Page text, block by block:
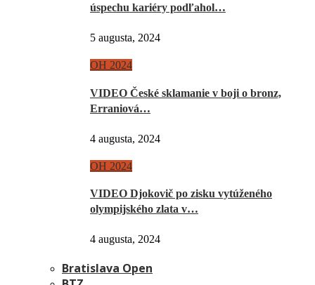
úspechu kariéry podľahol…
5 augusta, 2024
OH 2024
VIDEO České sklamanie v boji o bronz,
Erraniová…
4 augusta, 2024
OH 2024
VIDEO Djokovič po zisku vytúženého
olympijského zlata v…
4 augusta, 2024
Bratislava Open